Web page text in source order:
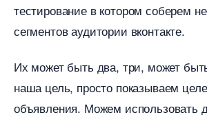
тестирование в котором соберем
сегментов аудитории вконтакте.
Их может быть два, три, может
наша цель, просто показываем
объявления. Можем использовать